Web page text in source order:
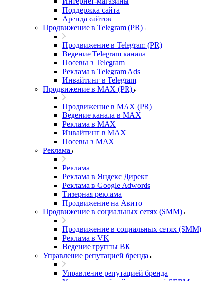
Поддержка сайта
Аренда сайтов
Продвижение в Telegram (PR)
Продвижение в Telegram (PR)
Ведение Telegram канала
Посевы в Telegram
Реклама в Telegram Ads
Инвайтинг в Telegram
Продвижение в MAX (PR)
Продвижение в MAX (PR)
Ведение канала в MAX
Реклама в MAX
Инвайтинг в MAX
Посевы в MAX
Реклама
Реклама
Реклама в Яндекс Директ
Реклама в Google Adwords
Тизерная реклама
Продвижение на Авито
Продвижение в социальных сетях (SMM)
Продвижение в социальных сетях (SMM)
Реклама в VK
Ведение группы ВК
Управление репутацией бренда
Управление репутацией бренда